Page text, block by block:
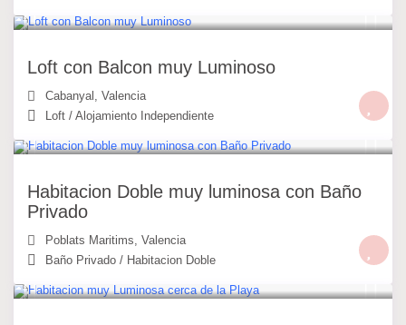
Loft con Balcon muy Luminoso
Cabanyal ,Valencia
Loft /Alojamiento Independiente
Habitacion Doble muy luminosa con Baño
Privado
Poblats Maritims,Valencia
Baño Privado / Habitacion Doble